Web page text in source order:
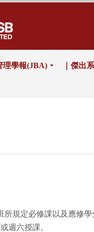
理學報(JBA) ｜傑出
規定必修課以及應修
週六授課。